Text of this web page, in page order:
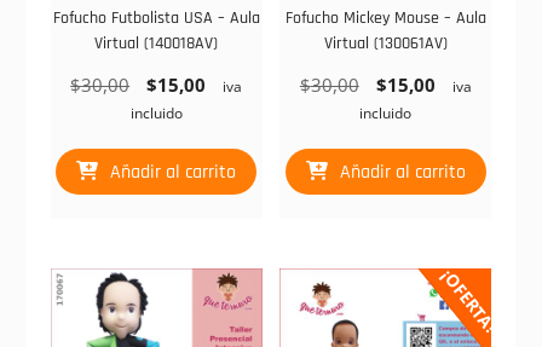
Fofucho Futbolista USA – Aula
Virtual (140018AV)
$30,00
El
precio
era:
$30,00.
$15,00
El
es:
$15,00.
iva
incluido
Añadir al carrito
Fofucho Mickey Mouse – Aula
Virtual (130061AV)
$30,00
El
precio
era:
$30,00.
$15,00
El
es:
$15,00.
iva
incluido
Añadir al carrito
¡OFERTA!